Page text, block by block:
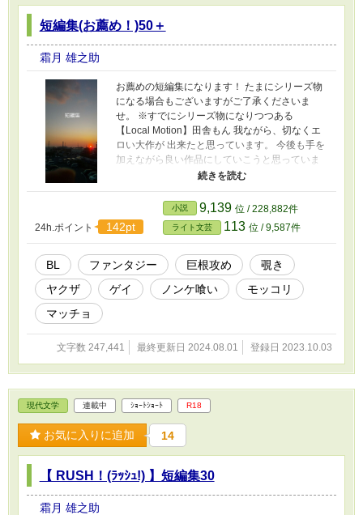
短編集(お薦め！)50＋
霜月 雄之助
お薦めの短編集になります！ たまにシリーズ物
になる場合もございますがご了承くださいま
せ。 ※すでにシリーズ物になりつつある
【Local Motion】田舎もん 我ながら、切なくエ
ロい大作が 出来たと思っています。 今後も手を
加えながら良い作品にしていこうと思っていま
すので応援、宜しくお願い致します。 スピンオ
フ作品も多数あります。 ※【RUSH!】も新しい
短編集です！ こちらも宜しくお願い致します。
※たまにノンケ+ゲイ要素ありです。
24h.ポイント
142pt
小説 9,139 位 / 228,882件
ライト文芸 113 位 / 9,587件
BL ファンタジー 巨根攻め
覗き
ヤクザ
ゲイ ノンケ喰い
モッコリ
マッチョ
文字数 247,441 最終更新日 2024.08.01 登録日 2023.10.03
現代文学 連載中 ｼｮｰﾄｼｮｰﾄ R18
お気に入りに追加 14
【 RUSH！(ﾗｯｼｭ!) 】短編集30
霜月 雄之助